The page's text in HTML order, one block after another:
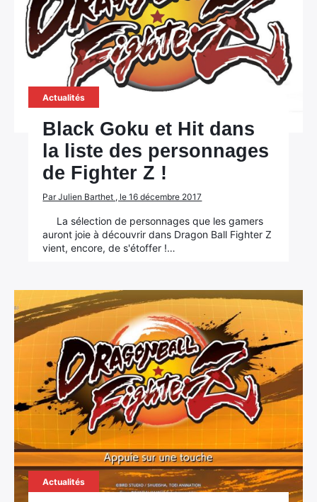
Actualités
Black Goku et Hit dans
la liste des personnages
de Fighter Z !
Par Julien Barthet , le 16 décembre 2017
La sélection de personnages que les gamers
auront joie à découvrir dans Dragon Ball Fighter Z
vient, encore, de s'étoffer !…
Actualités